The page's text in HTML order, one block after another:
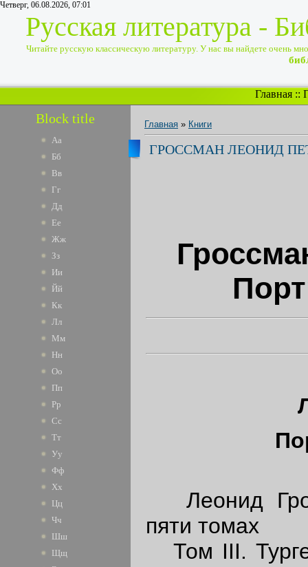
Четверг, 06.08.2026, 07:01
Русская литература -
Читайте русскую классическую литературу. У нас вы найдете очень
Главная ::
Block title
Аа
Бб
Вв
Гг
Дд
Ее
Жж
Зз
Ии
Йй
Кк
Лл
Мм
Нн
Оо
Пп
Рр
Сс
Тт
Уу
Фф
Хх
Цц
Чч
Шш
Щщ
Главная » Книги
ГРОССМАН ЛЕОНИД
Леонид
пяти томах
Том III.